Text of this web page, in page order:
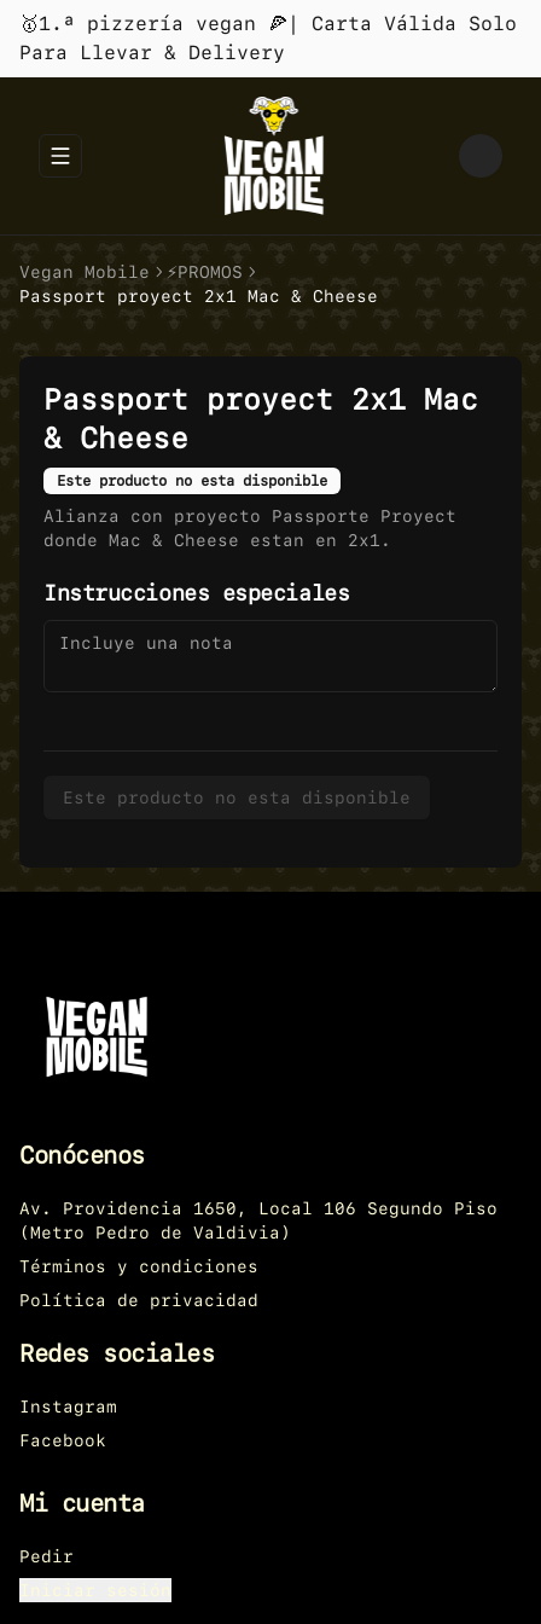
🥇1.ª pizzería vegan 🍕| Carta Válida Solo
Para Llevar & Delivery
Abrir menu de navegación
Vegan Mobile
⚡PROMOS
Passport proyect 2x1 Mac & Cheese
Passport proyect 2x1 Mac
& Cheese
Este producto no esta disponible
Alianza con proyecto Passporte Proyect
donde Mac & Cheese estan en 2x1.
Instrucciones especiales
Este producto no esta disponible
Conócenos
Av. Providencia 1650, Local 106 Segundo Piso
(Metro Pedro de Valdivia)
Términos y condiciones
Política de privacidad
Redes sociales
Instagram
Facebook
Mi cuenta
Pedir